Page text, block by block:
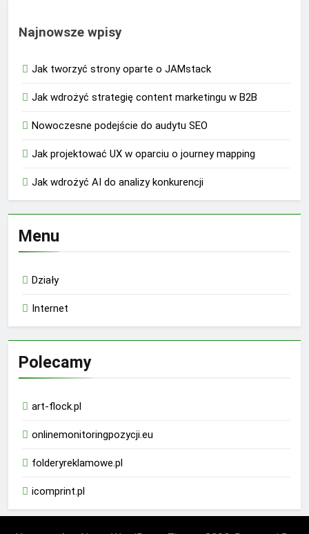
Najnowsze wpisy
Jak tworzyć strony oparte o JAMstack
Jak wdrożyć strategię content marketingu w B2B
Nowoczesne podejście do audytu SEO
Jak projektować UX w oparciu o journey mapping
Jak wdrożyć AI do analizy konkurencji
Menu
Działy
Internet
Polecamy
art-flock.pl
onlinemonitoringpozycji.eu
folderyreklamowe.pl
icomprint.pl